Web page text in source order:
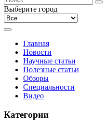
Выберите город
Главная
Новости
Научные статьи
Полезные статьи
Обзоры
Специальности
Видео
Категории